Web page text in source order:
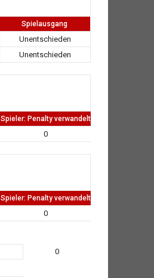
Spielausgang
Unentschieden
Unentschieden
Spieler: Penalty verwandelt
0
Spieler: Penalty verwandelt
0
0